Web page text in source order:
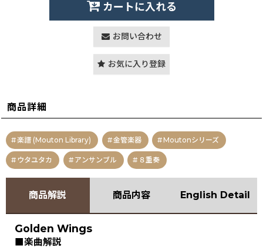
カートに入れる
お問い合わせ
お気に入り登録
商品詳細
楽譜 (Mouton Library) 金管楽器 Moutonシリーズ
ウタユタカ アンサンブル ８重奏
商品解説 商品内容 English Detail
Golden Wings
■楽曲解説